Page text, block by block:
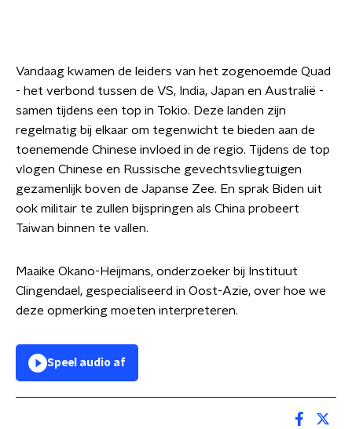
Vandaag kwamen de leiders van het zogenoemde Quad
- het verbond tussen de VS, India, Japan en Australië -
samen tijdens een top in Tokio. Deze landen zijn
regelmatig bij elkaar om tegenwicht te bieden aan de
toenemende Chinese invloed in de regio. Tijdens de top
vlogen Chinese en Russische gevechtsvliegtuigen
gezamenlijk boven de Japanse Zee. En sprak Biden uit
ook militair te zullen bijspringen als China probeert
Taiwan binnen te vallen.
Maaike Okano-Heijmans, onderzoeker bij Instituut
Clingendael, gespecialiseerd in Oost-Azie, over hoe we
deze opmerking moeten interpreteren.
Speel audio af